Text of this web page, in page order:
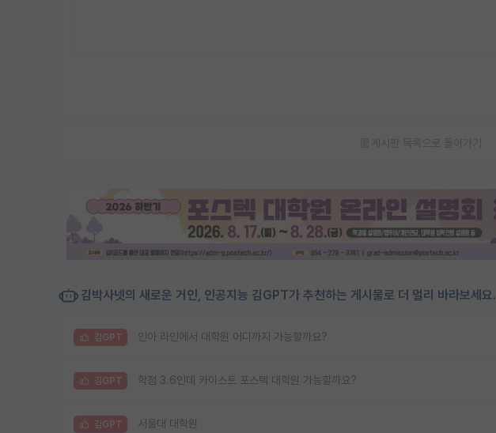
게시판 목록으로 돌아가기
김박사넷의 새로운 거인, 인공지능 김GPT가 추천하는 게시물로 더 멀리 바라보세요.
김GPT 인아 라인에서 대학원 어디까지 가능할까요?
김GPT 학점 3.6인데 카이스트 포스텍 대학원 가능할까요?
김GPT 서울대 대학원